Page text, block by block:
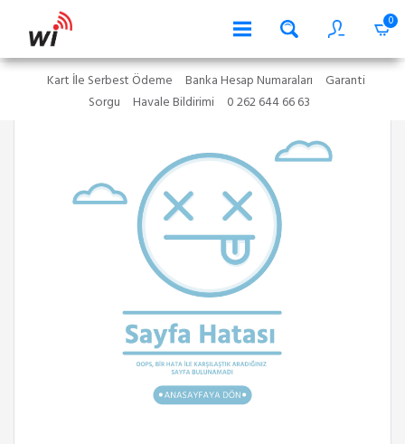
0
Kart İle Serbest Ödeme Banka Hesap Numaraları
Garanti
Sorgu
Havale Bildirimi 0 262 644 66 63